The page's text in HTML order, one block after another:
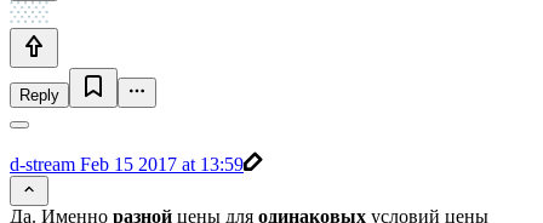
Reply
d-stream Feb 15 2017 at 13:59
Да. Именно разной цены для одинаковых условий цены